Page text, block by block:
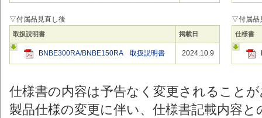
▽付属品見直し後
取扱説明書 掲載日
BNBE300RA/BNBE150RA 取扱説明書 2024.10.9
▽付属品
仕様書
仕様書の内容は予告なく変更されること
製品仕様の変更に伴い、仕様書記載内容